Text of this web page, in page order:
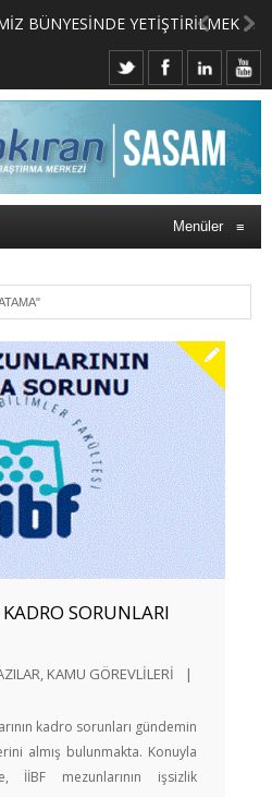
MERKEZİMİZ BÜNYESİNDE YETİŞTİRİLMEK ÜZERE GÖNÜLLÜ ÜLKE MASASI UZMANI VE UZMAN ADAYLARI ARIYORUZ
Menüler ≡
SORUNLARI
, KAMU GÖREVLİLERİ
|
kadro sorunları gündemin
almış bulunmakta. Konuyla
İİBF mezunlarının işsizlik